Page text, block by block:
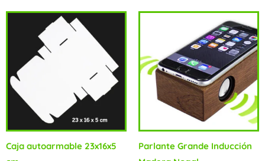
Caja autoarmable 23x16x5
Parlante Grande Inducción